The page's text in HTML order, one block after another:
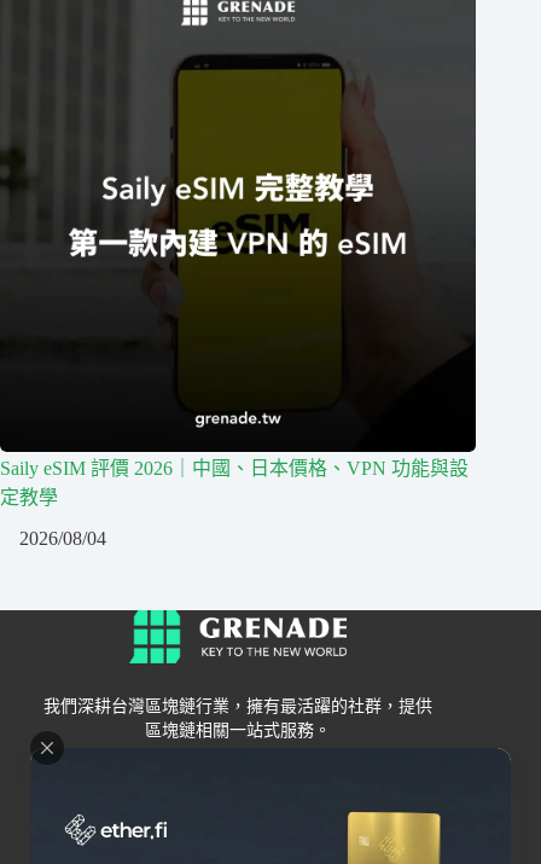
Saily eSIM 評價 2026｜中國、日本價格、VPN 功能與設
定教學
2026/08/04
我們深耕台灣區塊鏈行業，擁有最活躍的社群，提供
區塊鏈相關一站式服務。
Grenade 交易所